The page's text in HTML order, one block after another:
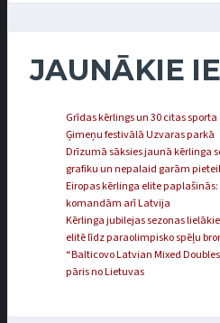
JAUNĀKIE
Grīdas kērlings un 30 citas
Ģimeņu festivālā Uzvaras parkā
Drīzumā sāksies jaunā kērlinga
grafiku un nepalaid garām
Eiropas kērlinga elite
komandām arī Latvija
Kērlinga jubilejas sezonas
elitē līdz paraolimpisko spēļu
“Balticovo Latvian Mixed
pāris no Lietuvas